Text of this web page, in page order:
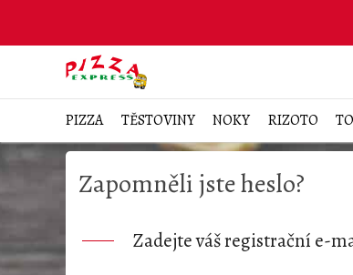
PIZZA TĚSTOVINY NOKY RIZOTO
Zapomněli jste heslo?
Zadejte váš registrační e-